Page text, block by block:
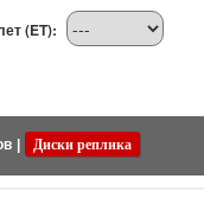
(ET):
Диски реплика